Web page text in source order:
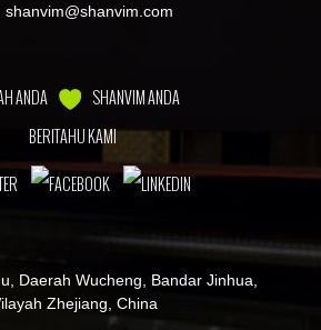
shanvim@shanvim.com
ANDA
SHANVIM ANDA
BERITAHU KAMI
Daerah Wucheng, Bandar Jinhua,
Zhejiang, China